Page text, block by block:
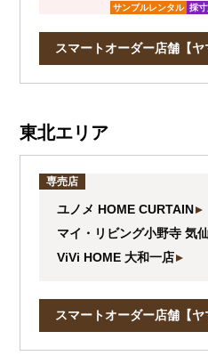
サンプルレンタル 採
スマートオーダー店舗【ヤ
東北エリア
専売店
ユノメ HOME CURTAIN
マイ・リビング小野寺 気
ViVi HOME 大和一店
スマートオーダー店舗【ヤ